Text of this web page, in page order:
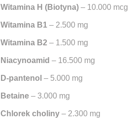
Witamina H (Biotyna) – 10.000 mcg
Witamina B1 – 2.500 mg
Witamina B2 – 1.500 mg
Niacynoamid – 16.500 mg
D-pantenol – 5.000 mg
Betaine – 3.000 mg
Chlorek choliny – 2.300 mg